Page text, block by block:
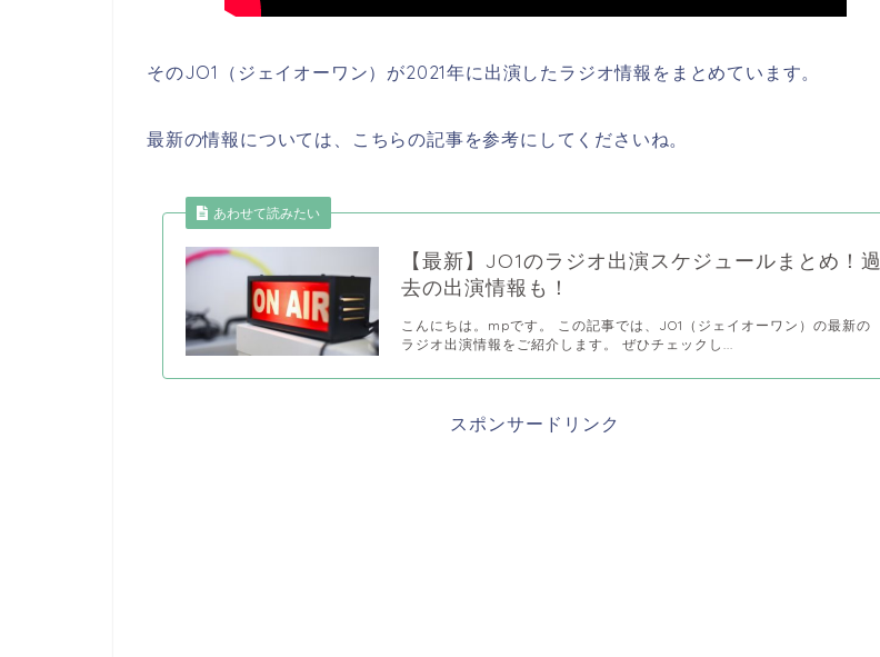
そのJO1（ジェイオーワン）が2021年に出演したラジオ情報をまとめています。
最新の情報については、こちらの記事を参考にしてくださいね。
あわせて読みたい
【最新】JO1のラジオ出演スケジュールまとめ！過
去の出演情報も！
こんにちは。mpです。 この記事では、JO1（ジェイオーワン）の最新の
ラジオ出演情報をご紹介します。 ぜひチェックし...
スポンサードリンク